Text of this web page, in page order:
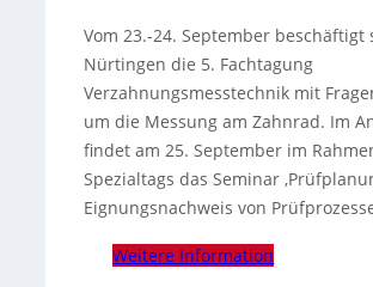
Vom 23.-24. September beschäftigt
Nürtingen die 5. Fachtagung
Verzahnungsmesstechnik mit
um die Messung am Zahnrad. Im
findet am 25. September im
Spezialtags das Seminar
Eignungsnachweis von
Weitere Information